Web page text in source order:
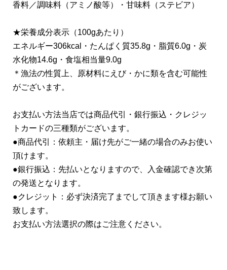
香料／調味料（アミノ酸等）・甘味料（ステビア）
★栄養成分表示（100gあたり）
エネルギー306kcal・たんぱく質35.8g・脂質6.0g・炭
水化物14.6g・食塩相当量9.0g
＊漁法の性質上、原材料にえび・かに類を含む可能性
がございます。
お支払い方法当店では商品代引・銀行振込・クレジッ
トカードの三種類がございます。
●商品代引：依頼主・届け先がご一緒の場合のみお使い
頂けます。
●銀行振込：先払いとなりますので、入金確認でき次第
の発送となります。
●クレジット：必ず決済完了までして頂きます様お願い
致します。
お支払い方法選択の際はご注意ください。